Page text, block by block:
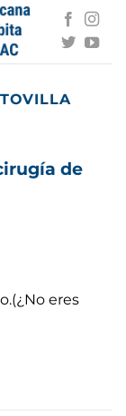
TOVILLA
de
eres